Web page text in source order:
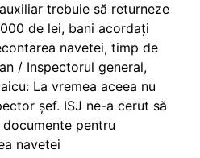
trebuie să returneze
de lei, bani acordați
navetei, timp de
/ Inspectorul general,
La vremea aceea nu
șef. ISJ ne-a cerut să
pentru
navetei